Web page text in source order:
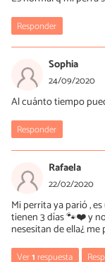
Responder
Sophia
24/09/2020
Al cuánto tiempo
Responder
Rafaela
22/02/2020
Mi perrita ya parió ,
tienen 3 días 🐾❤️ y
nesesitan de ella¿
Ver1respuesta